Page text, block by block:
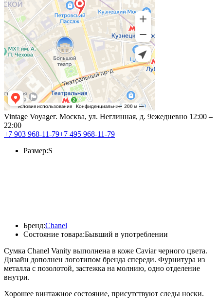
Vintage Voyageг. Москва, ул. Неглинная, д. 9ежедневно 12:00 –
22:00
+7 903 968-11-79+7 495 968-11-79
Состояние товара:Бывший в употреблении
Бренд:Chanel
Размер:S
Сумка Chanel Vanity выполнена в коже Caviar черного цвета.
Дизайн дополнен логотипом бренда спереди. Фурнитура из
металла с позолотой, застежка на молнию, одно отделение
внутри.
Хорошее винтажное состояние, присутствуют следы носки.